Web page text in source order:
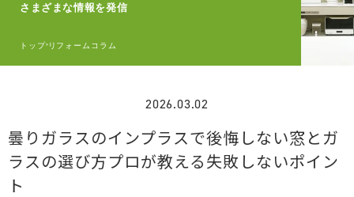
さまざまな情報を発信
トップ>リフォームコラム
2026.03.02
曇りガラスのインプラスで後悔しない窓とガ
ラスの選び方プロが教える失敗しないポイン
ト